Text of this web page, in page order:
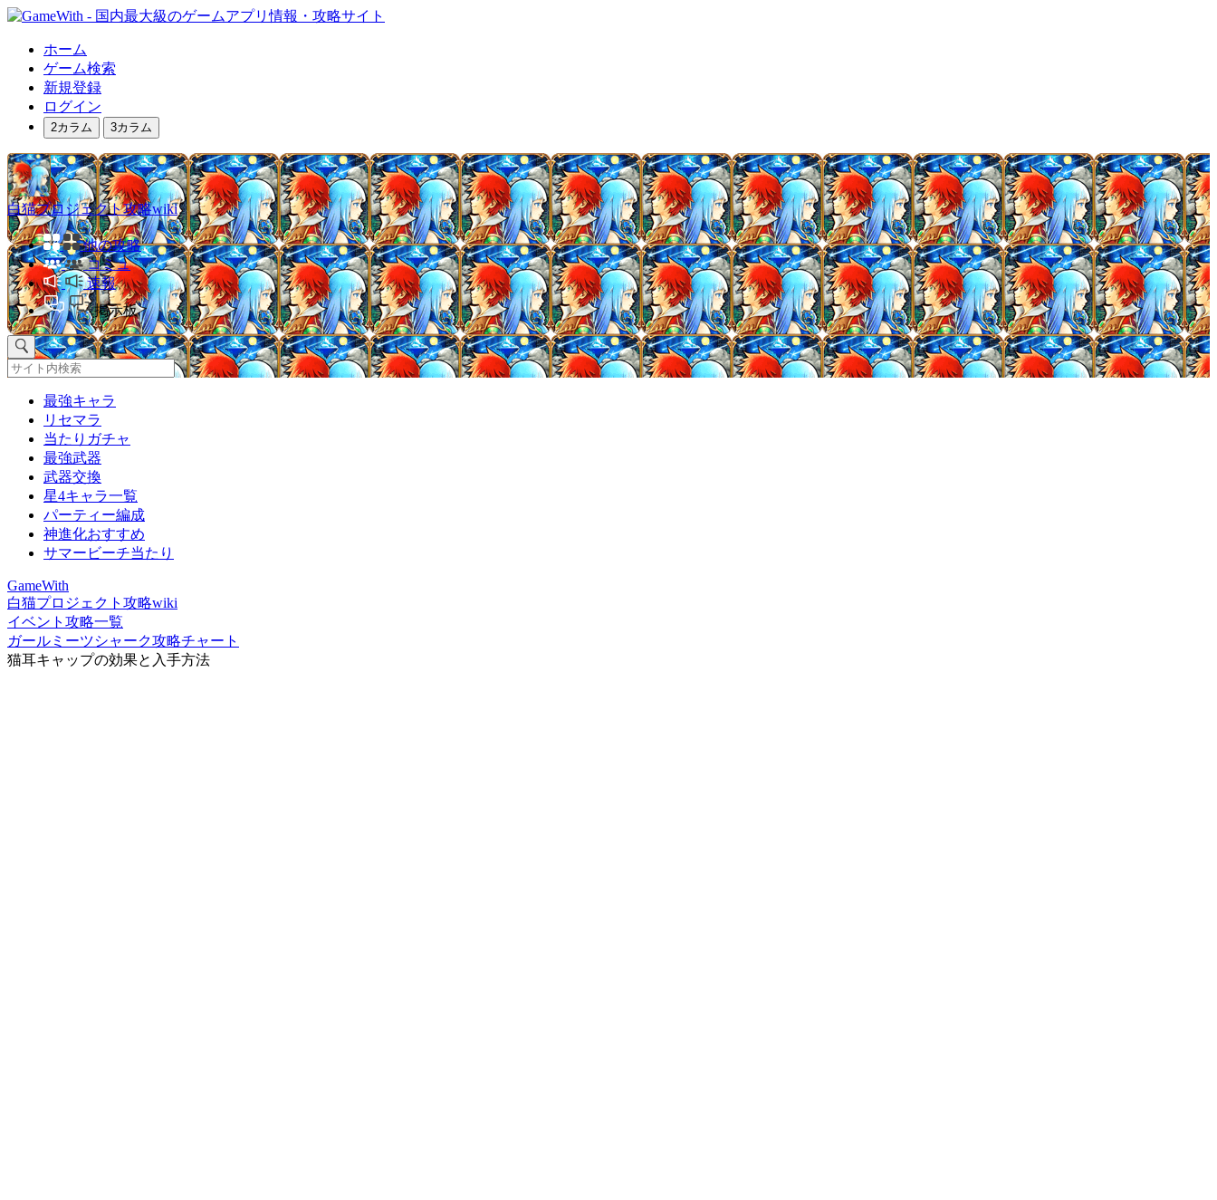
ホーム
ゲーム検索
新規登録
ログイン
2カラム 3カラム
白猫プロジェクト攻略wiki
他の攻略
コミュ
速報
掲示板
最強キャラ
リセマラ
当たりガチャ
最強武器
武器交換
星4キャラ一覧
パーティー編成
神進化おすすめ
サマービーチ当たり
GameWith
白猫プロジェクト攻略wiki
イベント攻略一覧
ガールミーツシャーク攻略チャート
猫耳キャップの効果と入手方法